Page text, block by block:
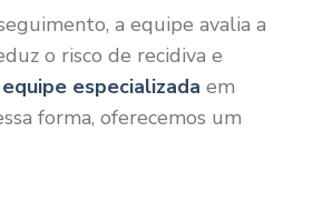
a equipe avalia a
o risco de recidiva e
equipe especializada em
forma, oferecemos um